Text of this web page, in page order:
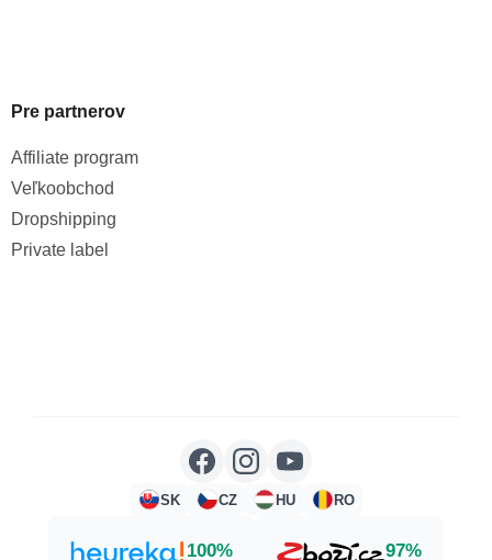
Pre partnerov
Affiliate program
Veľkoobchod
Dropshipping
Private label
SK CZ HU RO
100% 97%